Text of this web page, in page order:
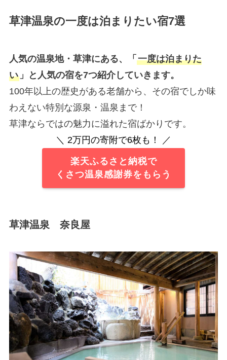
草津温泉の一度は泊まりたい宿7選
人気の温泉地・草津にある、「 一度は泊まりた
い」と人気の宿を7つ紹介していきます。
100年以上の歴史がある老舗から、その宿でしか味
わえない特別な源泉・温泉まで！
草津ならではの魅力に溢れた宿ばかりです。
＼ 2万円の寄附で6枚も！ ／
楽天ふるさと納税で
くさつ温泉感謝券をもらう
草津温泉 奈良屋